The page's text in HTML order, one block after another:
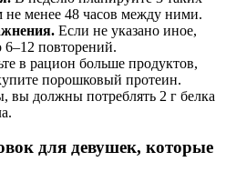
не менее 48 часов между ними.
Если не указано иное,
6–12 повторений.
в рацион больше продуктов,
порошковый протеин.
должны потреблять 2 г белка
для девушек, которые